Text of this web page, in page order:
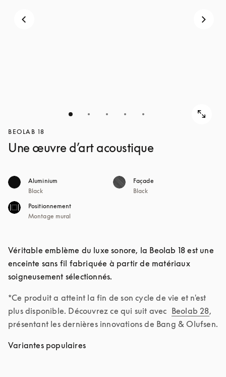
BEOLAB 18
Une œuvre d’art acoustique
Aluminium
Black
Façade
Black
Positionnement
Montage mural
Véritable emblème du luxe sonore, la Beolab 18 est une
enceinte sans fil fabriquée à partir de matériaux
soigneusement sélectionnés.
*Ce produit a atteint la fin de son cycle de vie et n'est
plus disponible. Découvrez ce qui suit avec Beolab 28,
présentant les dernières innovations de Bang & Olufsen.
Variantes populaires